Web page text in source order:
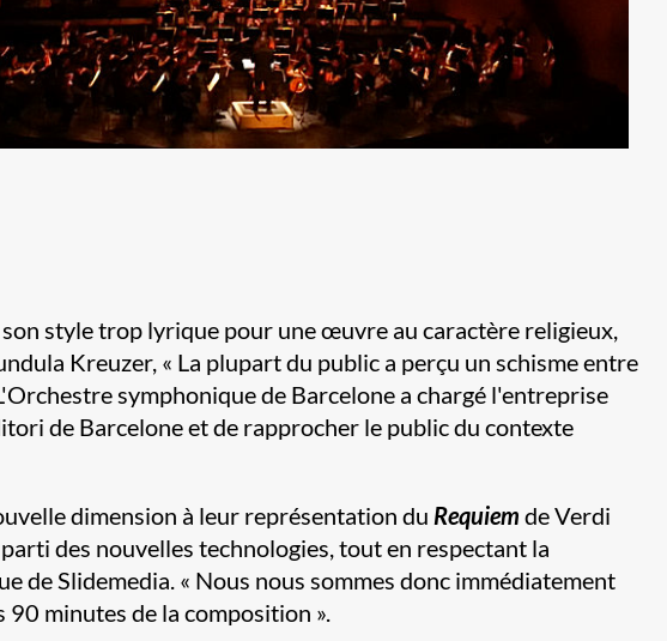
style trop lyrique pour une œuvre au caractère religieux,
Kreuzer, « La plupart du public a perçu un schisme entre
symphonique de Barcelone a chargé l'entreprise
de Barcelone et de rapprocher le public du contexte
dimension à leur représentation du Requiem de Verdi
des nouvelles technologies, tout en respectant la
de Slidemedia. « Nous nous sommes donc immédiatement
minutes de la composition ».